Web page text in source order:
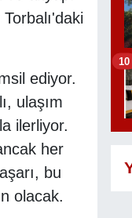
ediyor.
ulaşım
ilerliyor.
her
bu
olacak.
10